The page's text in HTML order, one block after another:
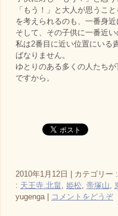
「もう！」と大人が思うこ
を考えられるのも、一番身近
そして、その子供に一番近
私は2番目に近い位置にいる
ばなりません。
ゆとりのある多くの人たち
ですから。
2010年1月12日 カテゴリー :
: 天王寺.北畠 , 姫松, 帝塚山,
yugenga
コメントをどうぞ